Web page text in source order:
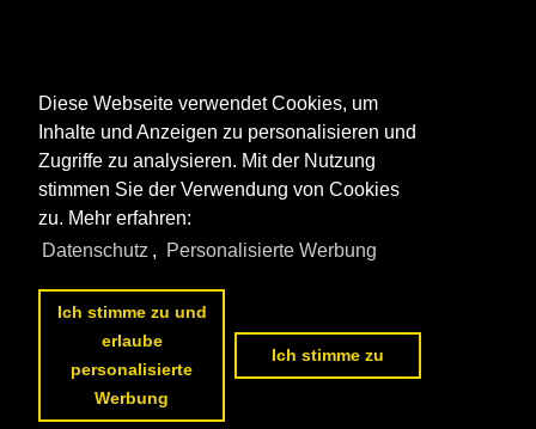
Diese Webseite verwendet Cookies, um
Inhalte und Anzeigen zu personalisieren und
Zugriffe zu analysieren. Mit der Nutzung
stimmen Sie der Verwendung von Cookies
zu. Mehr erfahren:
Datenschutz , Personalisierte Werbung
Ich stimme zu und
erlaube
personalisierte
Werbung
Ich stimme zu